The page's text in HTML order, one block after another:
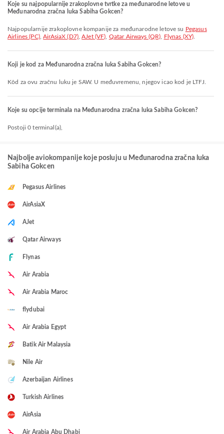
Koje su najpopularnije zrakoplovne tvrtke za međunarodne letove u
Međunarodna zračna luka Sabiha Gokcen?
Najpopularnije zrakoplovne kompanije za međunarodne letove su Pegasus
Airlines (PC),AirAsiaX (D7),AJet (VF) Qatar Airways (QR) Flynas (XY)
Koji je kod za Međunarodna zračna luka Sabiha Gokcen?
Kôd za ovu zračnu luku je SAW. U međuvremenu, njegov icao kod je LTFJ.
Koje su opcije terminala na Međunarodna zračna luka Sabiha Gokcen?
Postoji 0 terminal(a),
Najbolje aviokompanije koje posluju u Međunarodna zračna luka
Sabiha Gokcen
Pegasus Airlines
AirAsiaX
AJet
Qatar Airways
Flynas
Air Arabia
Air Arabia Maroc
flydubai
Air Arabia Egypt
Batik Air Malaysia
Nile Air
Azerbaijan Airlines
Turkish Airlines
AirAsia
Air Arabia Abu Dhabi